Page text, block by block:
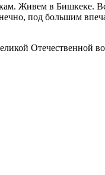
Живем в Бишкеке.
под большим
Отечественной